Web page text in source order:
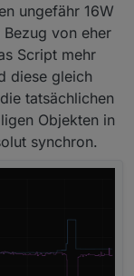
ungefähr 16W
von eher
Script mehr
diese gleich
tatsächlichen
Objekten in
synchron.